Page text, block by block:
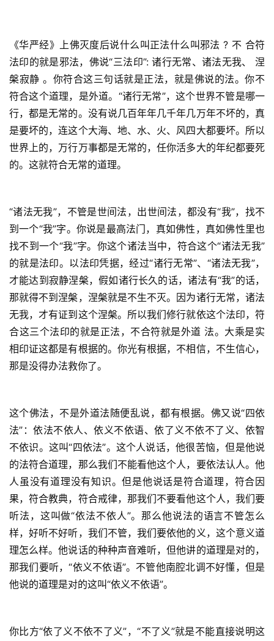
资
讯
八
点
僧
音
高
谈
《华严经》上佛灭度后说什么叫正法什么叫邪法 ? 不 合符
法印的就是邪法，佛说“三法印”: 诸行无常、诸法无我、 涅
槃寂静 。你符合这三句话就是正法，就是佛说的法。你不
符合这个道理，是外道。“诸行无常”，这个世界不管是哪一
行，都是无常的。没有说几百年年几千年几万年不坏的，真
是要坏的，连这个大海、地、水、火、风四大都要坏。所以
世界上的，万行万事都是无常的，任你活多大的年纪都要死
的。这就符合无常的道理。
“诸法无我”，不管是世间法，出世间法，都没有“我”，找不
到一个“我”字。你说是最高法门，真如佛性，真如佛性里也
找不到一个“我”字。你这个诸法当中，符合这个“诸法无我”
的就是法印。以法印凭据，经过“诸行无常”、“诸法无我”，
才能达到寂静涅槃，假如诸行长久的话，诸法有“我”的话，
那就得不到涅槃，涅槃就是不生不灭。因为诸行无常，诸法
无我，才有证到这个涅槃。所以我们修行就依这个法印，符
合这三个法印的就是正法，不合符就是外道 法。大乘是实
相印证这都是有根据的。你光有根据，不相信，不生信心，
那是没得办法救你了。
这个佛法，不是外道法随便乱说，都有根据。佛又说“四依
法”：依法不依人、依义不依语、依了义不依不了义、依智
不依识。这叫“四依法”。这个人说话，他很苦恼，但是他说
的法符合道理，那么我们不能看他这个人，要依法认人。他
人虽没有道理没有知识。但是他说话是符合道理，符合因
果，符合教典，符合戒律，那我们不要看他这个人，我们要
听法，这叫做“依法不依人”。那么他说法的语言不管怎么
样，好听不好听，我们不管，我们要依他的义，这个意义道
理怎么样。他说话的种种声音难听，但他讲的道理是对的，
那我们要听，“依义不依语”。不管他南腔北调不好懂，但是
他说的道理是对的这叫“依义不依语”。
你比方“依了义不依不了义”，“不了义”就是不能直接说明这